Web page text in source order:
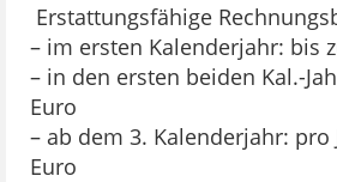
Erstattungsfähige
– im ersten Kalenderjahr: bis
– in den ersten beiden Kal.-
Euro
– ab dem 3. Kalenderjahr: pro
Euro